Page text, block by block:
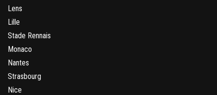
Lens
Lille
Stade Rennais
Monaco
Nantes
Strasbourg
Nice